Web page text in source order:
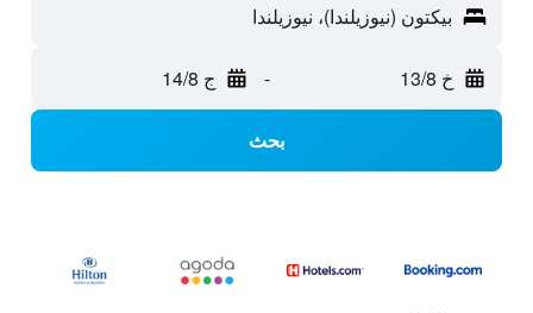
بيكتون (نيوزيلندا)، نيوزيلندا
خ 13/8 - ج 14/8
بحث